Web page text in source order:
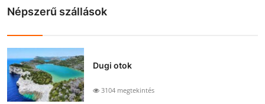
Népszerű szállások
Dugi otok
3104 megtekintés